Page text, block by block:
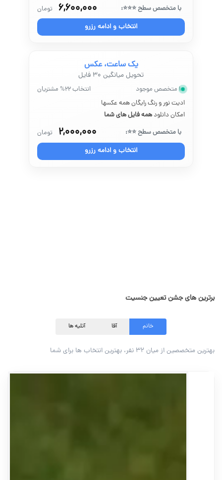
با متخصص سطح ⭐⭐⭐:
۶,۶۰۰,۰۰۰ تومان
انتخاب و ادامه رزرو
یک ساعت، عکس
تحویل میانگین ۳۰ فایل
۱ متخصص موجود
انتخاب ۲۲% مشتریان
ادیت نور و رنگ رایگان همه عکسها
امکان دانلودهمه فایل های شما
با متخصص سطح ⭐⭐:
۲,۰۰۰,۰۰۰ تومان
انتخاب و ادامه رزرو
برترین های جشن تعیین جنسیت
آتلیه ها آقا خانم
بهترین متخصصین از میان ۳۲ نفر، بهترین انتخاب ها برای شما